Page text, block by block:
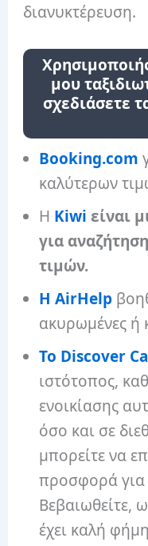
διανυκτέρευση.
μου
σχεδιάσετε
Booking.com
καλύτερων
Η Kiwi είναι
για
τιμών.
Η AirHelp
ακυρωμένες ή
Το Discover
ιστότοπος,
ενοικίασης
όσο και σε
μπορείτε να
προσφορά για
Βεβαιωθείτε,
έχει καλή